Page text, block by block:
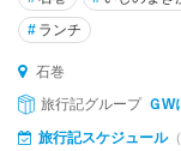
巻
鬼
首
・
鳴
# ランチ
石巻
旅行記グループ ＧW
旅行記スケジュール